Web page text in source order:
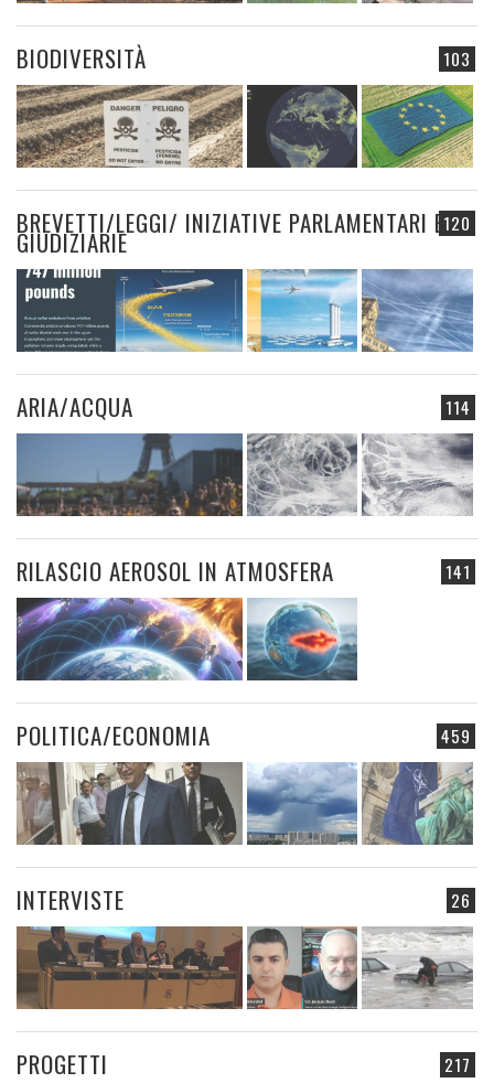
103
BIODIVERSITÀ
120
BREVETTI/LEGGI/ INIZIATIVE PARLAMENTARI E
GIUDIZIARIE
114
ARIA/ACQUA
141
RILASCIO AEROSOL IN ATMOSFERA
459
POLITICA/ECONOMIA
26
INTERVISTE
217
PROGETTI